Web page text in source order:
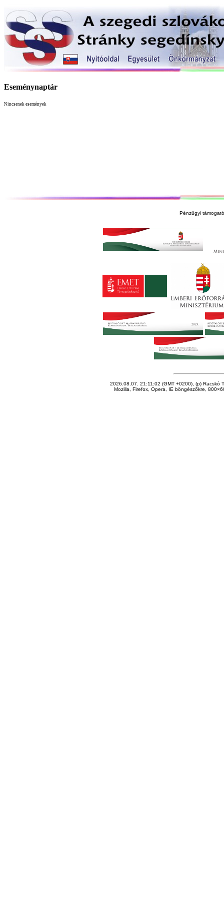
Eseménynaptár
Nincsenek események
Pénzügyi
2026.08.07. 21:11:02 (GMT +0200), (p) Racskó
Mozilla, Firefox, Opera, IE böngészőkre,